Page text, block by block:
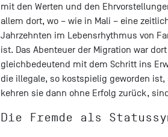
mit den Werten und den
allem dort, wo – wie in Mali – eine
Jahrzehnten im Lebensrhythmus von
ist. Das Abenteuer der Migration war
gleichbedeutend mit dem Schritt ins
die illegale, so kostspielig geworden
kehren sie dann ohne Erfolg zurück,
Die Fremde als